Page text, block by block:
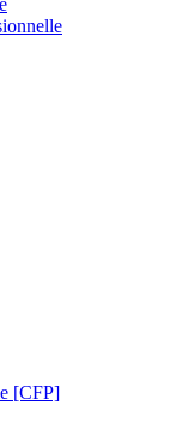
[CFP]